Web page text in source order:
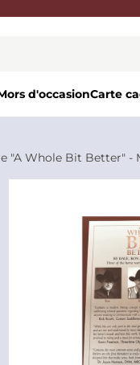
d'occasionCarte
"A Whole Bit Better" -